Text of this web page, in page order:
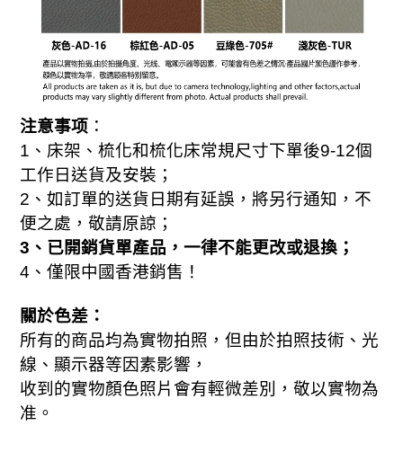
注意事项 ：
1 、床架、梳化和梳化床常規尺寸下單後9-12個
工作日送貨及安裝；
2 、如訂單的送貨日期有延誤，將另行通知，不
便之處，敬請原諒；
3 、已開銷貨單產品，一律不能更改或退換；
4 、 僅限中國香港銷售！
關於色差：
所有的商品均為實物拍照，但由於拍照技術、光
線、顯示器等因素影響，
收到的實物顏色照片會有輕微差別，敬以實物為
准。